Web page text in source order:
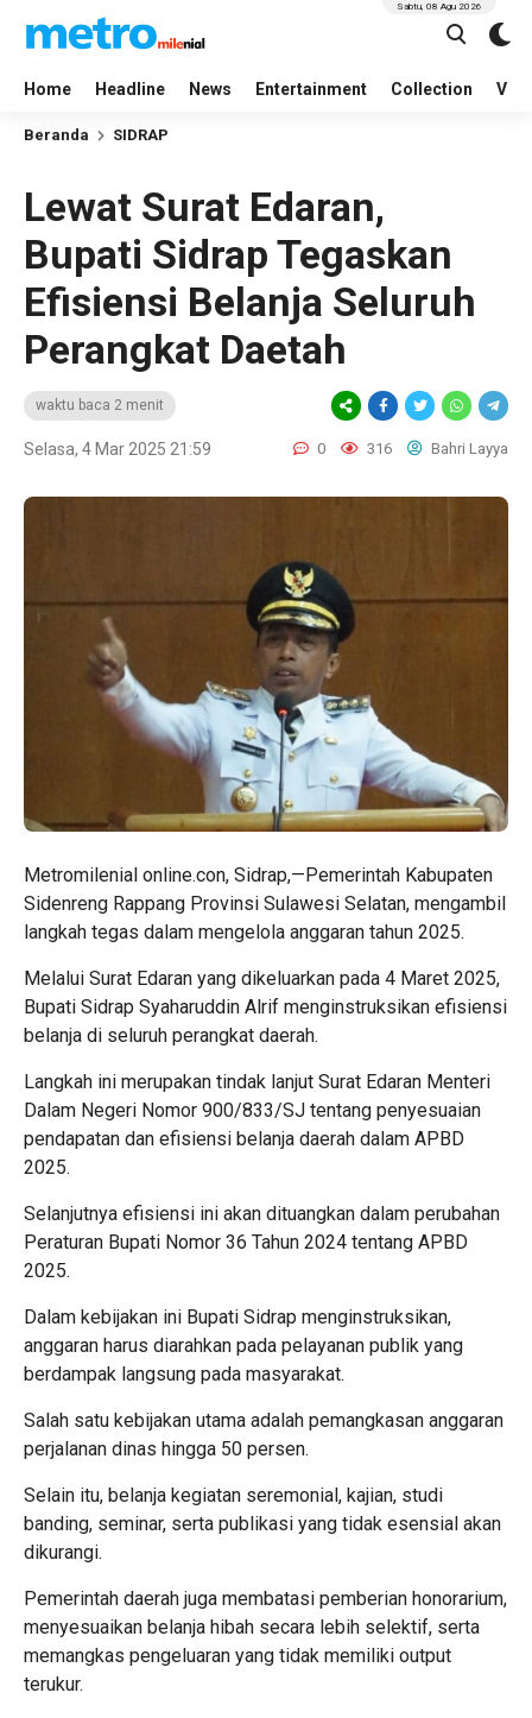
Home Headline News Entertainment Collection
Sabtu, 08 Agu 2026
Beranda SIDRAP
Lewat Surat Edaran,
Bupati Sidrap Tegaskan
Efisiensi Belanja Seluruh
Perangkat Daetah
waktu baca 2 menit
Selasa, 4 Mar 2025 21:59 0 316 Bahri Layya
Metromilenial online.con, Sidrap,—Pemerintah Kabupaten
Sidenreng Rappang Provinsi Sulawesi Selatan, mengambil
langkah tegas dalam mengelola anggaran tahun 2025.
Melalui Surat Edaran yang dikeluarkan pada 4 Maret 2025,
Bupati Sidrap Syaharuddin Alrif menginstruksikan efisiensi
belanja di seluruh perangkat daerah.
Langkah ini merupakan tindak lanjut Surat Edaran Menteri
Dalam Negeri Nomor 900/833/SJ tentang penyesuaian
pendapatan dan efisiensi belanja daerah dalam APBD
2025.
Selanjutnya efisiensi ini akan dituangkan dalam perubahan
Peraturan Bupati Nomor 36 Tahun 2024 tentang APBD
2025.
Dalam kebijakan ini Bupati Sidrap menginstruksikan,
anggaran harus diarahkan pada pelayanan publik yang
berdampak langsung pada masyarakat.
Salah satu kebijakan utama adalah pemangkasan anggaran
perjalanan dinas hingga 50 persen.
Selain itu, belanja kegiatan seremonial, kajian, studi
banding, seminar, serta publikasi yang tidak esensial akan
dikurangi.
Pemerintah daerah juga membatasi pemberian honorarium,
menyesuaikan belanja hibah secara lebih selektif, serta
memangkas pengeluaran yang tidak memiliki output
terukur.